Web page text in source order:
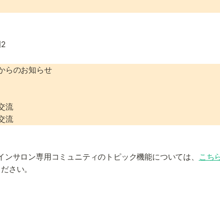
らのお知らせ
流
流
ンサロン専用コミュニティのトピック機能については、
こち
さい。